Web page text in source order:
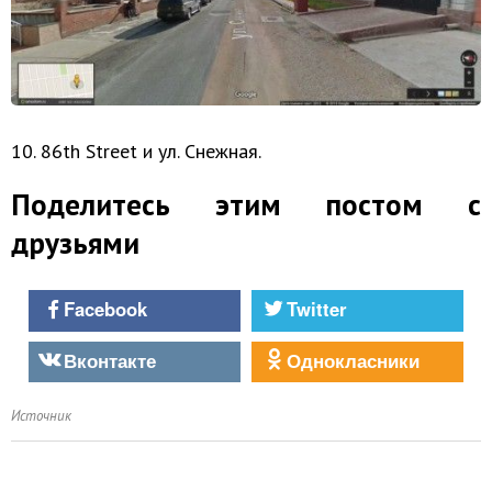
10. 86th Street и ул. Снежная.
Поделитесь этим постом с
друзьями
Facebook
Twitter
Вконтакте
Однокласники
Источник